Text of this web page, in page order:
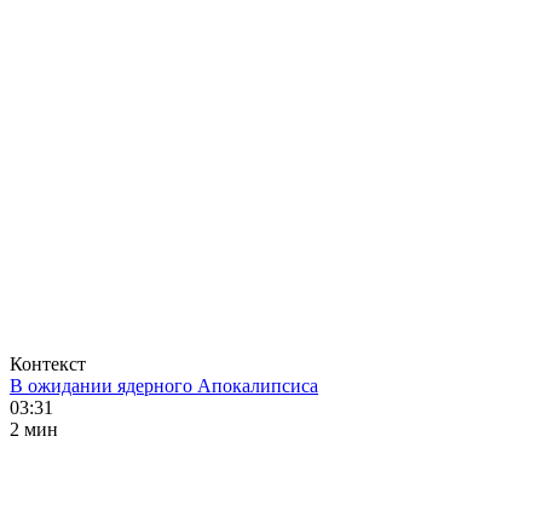
Контекст
В ожидании ядерного Апокалипсиса
03:31
2 мин